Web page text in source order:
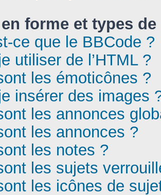
forme et types
ce que le BBCode ?
utiliser de l’HTML ?
les émoticônes ?
insérer des images
les annonces
les annonces ?
les notes ?
les sujets
les icônes de